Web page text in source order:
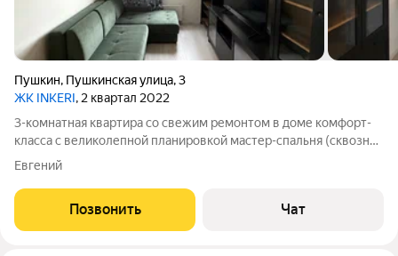
Пушкин, Пушкинская улица,3
ЖК INKERI, 2 квартал 2022
3-комнатная квартира со свежим ремонтом в доме комфорт-
класса с великолепной планировкой мастер-спальня (сквозной
проход к ванне через гардеробную), просторная кухня-
совмещенная с
Евгений
Позвонить Чат